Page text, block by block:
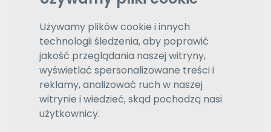
Używamy plików cookie i innych
technologii śledzenia, aby poprawić
jakość przeglądania naszej witryny,
wyświetlać spersonalizowane treści i
reklamy, analizować ruch w naszej
witrynie i wiedzieć, skąd pochodzą nasi
użytkownicy.
Wyróżnione oferty
2 3 4 5 6 7 8 9 10